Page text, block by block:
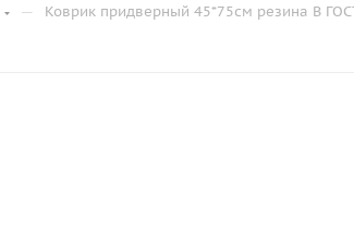
— Коврик придверный 45*75см резина В